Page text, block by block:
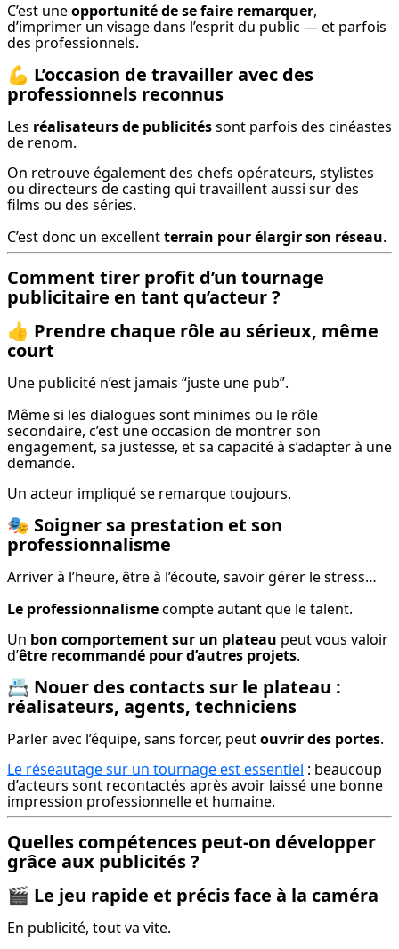
C’est une opportunité de se faire remarquer,
d’imprimer un visage dans l’esprit du public — et parfois
des professionnels.
💪 L’occasion de travailler avec des
professionnels reconnus
Les réalisateurs de publicités sont parfois des cinéastes
de renom.
On retrouve également des chefs opérateurs, stylistes
ou directeurs de casting qui travaillent aussi sur des
films ou des séries.
C’est donc un excellent terrain pour élargir son réseau.
Comment tirer profit d’un tournage
publicitaire en tant qu’acteur ?
👍 Prendre chaque rôle au sérieux, même
court
Une publicité n’est jamais “juste une pub”.
Même si les dialogues sont minimes ou le rôle
secondaire, c’est une occasion de montrer son
engagement, sa justesse, et sa capacité à s’adapter à une
demande.
Un acteur impliqué se remarque toujours.
🎭 Soigner sa prestation et son
professionnalisme
Arriver à l’heure, être à l’écoute, savoir gérer le stress…
Le professionnalisme compte autant que le talent.
Un bon comportement sur un plateau peut vous valoir
d’être recommandé pour d’autres projets.
📇 Nouer des contacts sur le plateau :
réalisateurs, agents, techniciens
Parler avec l’équipe, sans forcer, peut ouvrir des portes.
Le réseautage sur un tournage est essentiel : beaucoup
d’acteurs sont recontactés après avoir laissé une bonne
impression professionnelle et humaine.
Quelles compétences peut-on développer
grâce aux publicités ?
🎬 Le jeu rapide et précis face à la caméra
En publicité, tout va vite.